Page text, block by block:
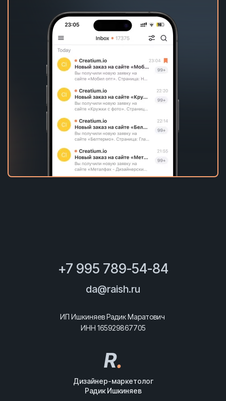
+7 995 789-54-84
da@raish.ru
ИП Ишкиняев Радик Маратович
ИНН 165929867705
R.
Дизайнер-маркетолог
Радик Ишкиняев